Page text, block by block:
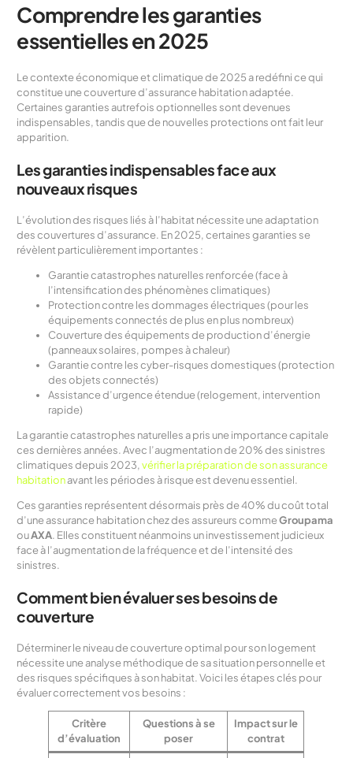
Comprendre les garanties
essentielles en 2025
Le contexte économique et climatique de 2025 a redéfini ce qui
constitue une couverture d’assurance habitation adaptée.
Certaines garanties autrefois optionnelles sont devenues
indispensables, tandis que de nouvelles protections ont fait leur
apparition.
Les garanties indispensables face aux
nouveaux risques
L’évolution des risques liés à l’habitat nécessite une adaptation
des couvertures d’assurance. En 2025, certaines garanties se
révèlent particulièrement importantes :
Garantie catastrophes naturelles renforcée (face à
l’intensification des phénomènes climatiques)
Protection contre les dommages électriques (pour les
équipements connectés de plus en plus nombreux)
Couverture des équipements de production d’énergie
(panneaux solaires, pompes à chaleur)
Garantie contre les cyber-risques domestiques (protection
des objets connectés)
Assistance d’urgence étendue (relogement, intervention
rapide)
La garantie catastrophes naturelles a pris une importance capitale
ces dernières années. Avec l’augmentation de 20% des sinistres
climatiques depuis 2023,vérifier la préparation de son assurance
habitationavant les périodes à risque est devenu essentiel.
Ces garanties représentent désormais près de 40% du coût total
d’une assurance habitation chez des assureurs commeGroupama
ouAXA. Elles constituent néanmoins un investissement judicieux
face à l’augmentation de la fréquence et de l’intensité des
sinistres.
Comment bien évaluer ses besoins de
couverture
Déterminer le niveau de couverture optimal pour son logement
nécessite une analyse méthodique de sa situation personnelle et
des risques spécifiques à son habitat. Voici les étapes clés pour
évaluer correctement vos besoins :
Critère
d’évaluation
Questions à se
poser
Impact sur le
contrat